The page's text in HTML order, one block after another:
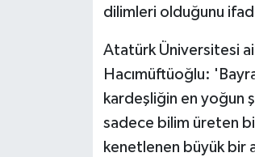
dilimleri olduğunu
Atatürk Üniversitesi
Hacımüftüoğlu:
kardeşliğin en yoğun
sadece bilim üreten
kenetlenen büyük bir
ÜLKE GÜNDEMİ